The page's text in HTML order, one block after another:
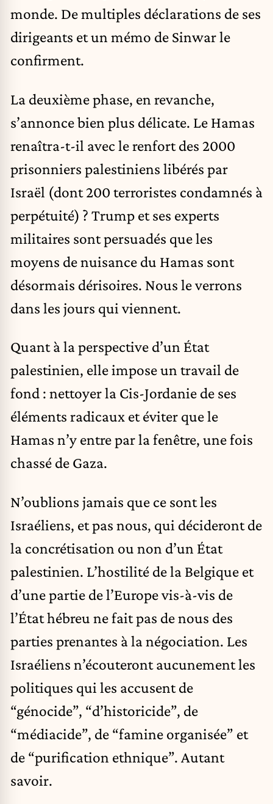
monde. De multiples déclarations de ses
dirigeants et un mémo de Sinwar le
confirment.
La deuxième phase, en revanche,
s’annonce bien plus délicate. Le Hamas
renaîtra-t-il avec le renfort des 2000
prisonniers palestiniens libérés par
Israël (dont 200 terroristes condamnés à
perpétuité) ? Trump et ses experts
militaires sont persuadés que les
moyens de nuisance du Hamas sont
désormais dérisoires. Nous le verrons
dans les jours qui viennent.
Quant à la perspective d’un État
palestinien, elle impose un travail de
fond : nettoyer la Cis-Jordanie de ses
éléments radicaux et éviter que le
Hamas n’y entre par la fenêtre, une fois
chassé de Gaza.
N’oublions jamais que ce sont les
Israéliens, et pas nous, qui décideront de
la concrétisation ou non d’un État
palestinien. L’hostilité de la Belgique et
d’une partie de l’Europe vis-à-vis de
l’État hébreu ne fait pas de nous des
parties prenantes à la négociation. Les
Israéliens n’écouteront aucunement les
politiques qui les accusent de
“génocide”, “d’historicide”, de
“médiacide”, de “famine organisée” et
de “purification ethnique”. Autant
savoir.